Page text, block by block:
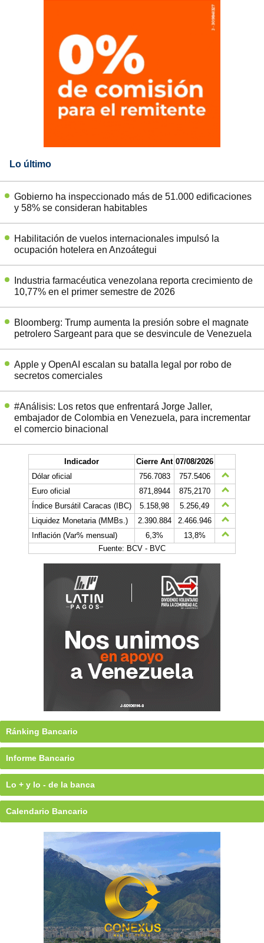
Lo último
Gobierno ha inspeccionado más de 51.000 edificaciones
y 58% se consideran habitables
Habilitación de vuelos internacionales impulsó la
ocupación hotelera en Anzoátegui
Industria farmacéutica venezolana reporta crecimiento de
10,77% en el primer semestre de 2026
Bloomberg: Trump aumenta la presión sobre el magnate
petrolero Sargeant para que se desvincule de Venezuela
Apple y OpenAI escalan su batalla legal por robo de
secretos comerciales
#Análisis: Los retos que enfrentará Jorge Jaller,
embajador de Colombia en Venezuela, para incrementar
el comercio binacional
Indicador Cierre Ant 07/08/2026
Dólar oficial
756.7083
757.5406
Euro oficial
871,8944
875,2170
Índice Bursátil Caracas (IBC)
5.158,98
5.256,49
Liquidez Monetaria (MMBs.)
2.390.884
2.466.946
Inflación (Var% mensual)
6,3%
13,8%
Fuente: BCV - BVC
Ránking Bancario
Informe Bancario
Lo + y lo - de la banca
Calendario Bancario